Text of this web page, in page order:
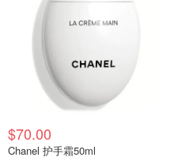
$70.00
Chanel 护手霜50ml